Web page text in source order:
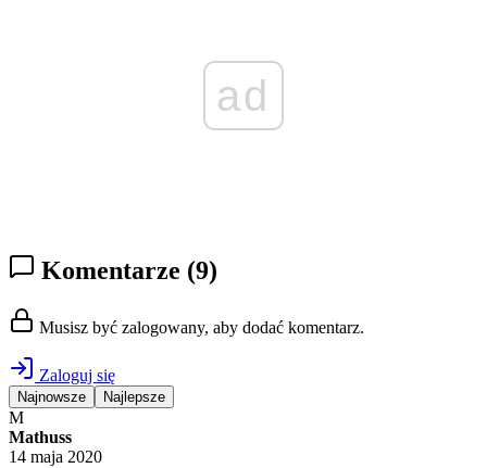
ad
Komentarze (9)
Musisz być zalogowany, aby dodać komentarz.
Zaloguj się
Najnowsze Najlepsze
M
Mathuss
14 maja 2020